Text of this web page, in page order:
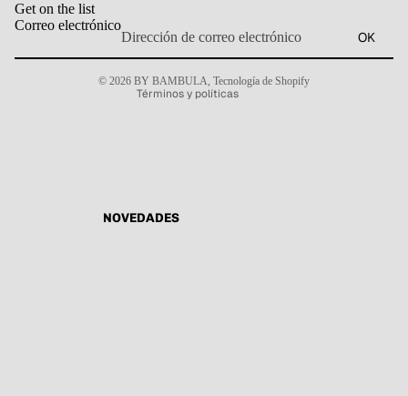
NOVEDADES
Get on the list
Correo electrónico
OK
© 2026 BY BAMBULA Tecnología de Shopify
Términos y políticas
Política de envío
Política de reembolso
Aviso legal